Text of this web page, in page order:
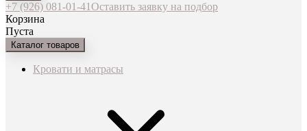
+7 (926) 081-01-41Оставить заявку на подбор
Корзина
Пуста
Каталог товаров
Кровати и матрасы